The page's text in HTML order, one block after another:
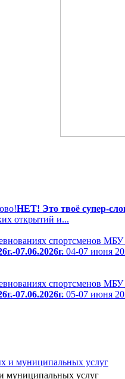
НЕТ! Это твоё супер-
открытий и...
07.06.2026г. 04-07 июня
07.06.2026г. 05-07 июня
муниципальных услуг